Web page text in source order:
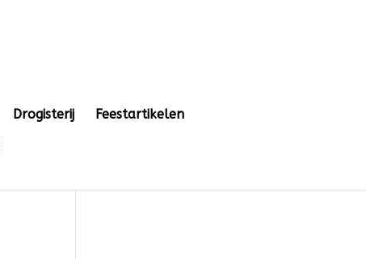
Drogisterij
Feestartikelen